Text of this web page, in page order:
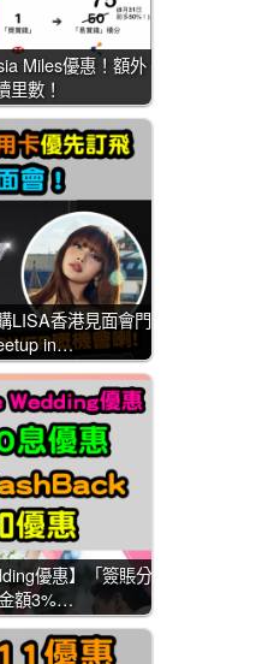
Miles優惠！額外
里數！
LISA香港見面會門
in…
優惠】「簽賬分
額3%…